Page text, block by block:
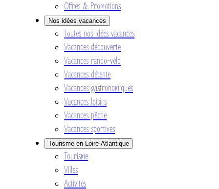
Offres & Promotions
Nos idées vacances
Toutes nos idées vacances
Vacances découverte
Vacances rando-vélo
Vacances détente
Vacances gastronomiques
Vacances loisirs
Vacances pêche
Vacances sportives
Tourisme en Loire-Atlantique
Tourisme
Villes
Activités